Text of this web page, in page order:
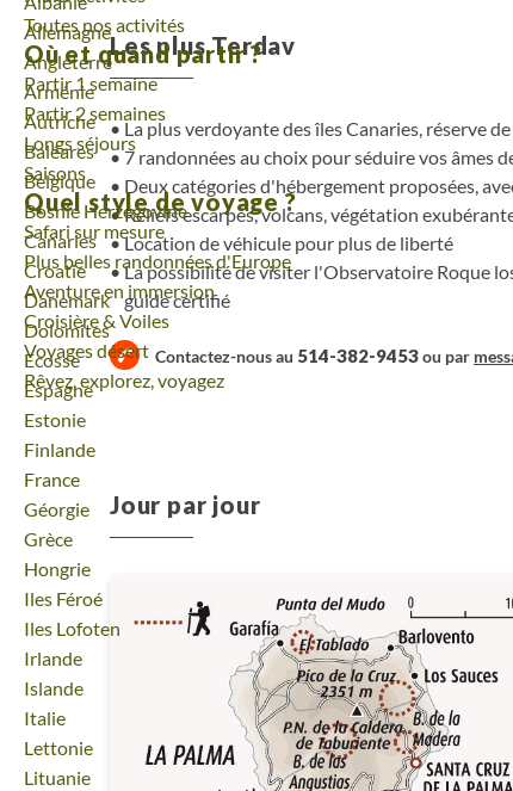
Voyage
Allemagne
Voyage
Angleterre
Voyage
Arménie
Voyage
Autriche
Voyage
Baléares
Voyage
Belgique
Voyage
Bosnie Herzégovine
Voyage
Canaries
Voyage
Croatie
Voyage
Danemark
Voyage
Dolomites
Voyage
Ecosse
Voyage
Espagne
Voyage
Estonie
Voyage
Finlande
Voyage
France
Voyage
Géorgie
Voyage
Grèce
Voyage
Hongrie
Voyage
Iles Féroé
Voyage
Iles Lofoten
Voyage
Irlande
Voyage
Islande
Voyage
Italie
Voyage
Lettonie
Voyage
Lituanie
Toutes nos activités
Où et quand partir ?
Partir 1 semaine
Partir 2 semaines
Longs séjours
Saisons
Quel style de voyage ?
Safari sur mesure
Plus belles randonnées d'Europe
Aventure en immersion
Croisière & Voiles
Voyages désert
Rêvez, explorez, voyagez
Les plus Terdav
La plus verdoyante des îles Canaries, réserve
7 randonnées au choix pour séduire vos âmes
Deux catégories d'hébergement proposées,
Reliefs escarpés, volcans, végétation
Location de véhicule pour plus de liberté
La possibilité de visiter l'Observatoire Roque
guide certifié
Contactez-nous au 514-382-9453ou par
Jour par jour